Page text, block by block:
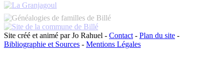
Site créé et animé par Jo Rahuel - Contact - Plan du site -
Bibliographie et Sources - Mentions Légales